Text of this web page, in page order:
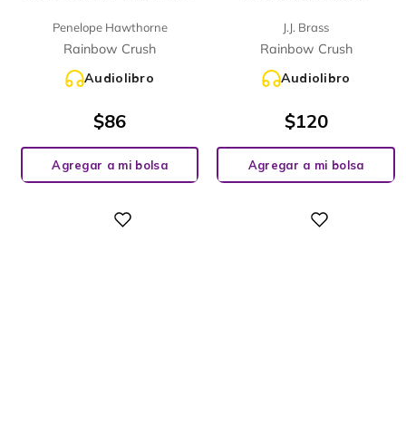
Penelope Hawthorne
Rainbow Crush
Audiolibro
$86
Agregar a mi bolsa
J.J. Brass
Rainbow Crush
Audiolibro
$120
Agregar a mi bolsa